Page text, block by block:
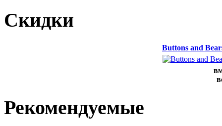
Скидки
Buttons and
Рекомендуемые